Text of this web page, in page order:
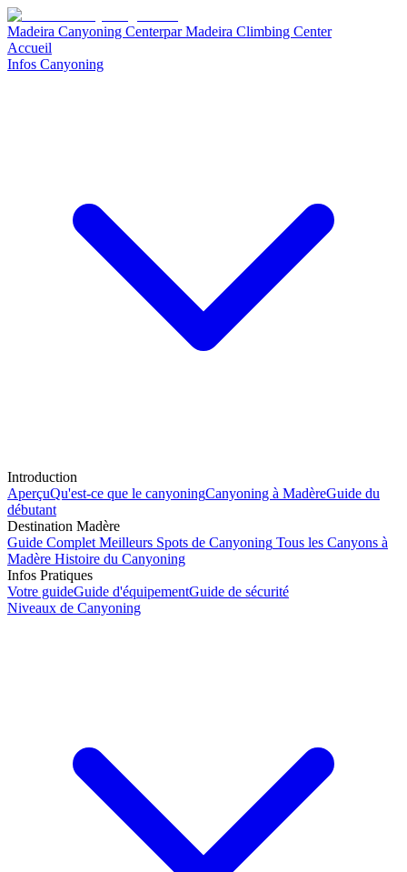
Madeira Canyoning CenterparMadeira Climbing Center
Accueil
Infos Canyoning
Introduction
AperçuQu'est-ce que le canyoningCanyoning à MadèreGuide du
débutant
Destination Madère
Guide Complet Meilleurs Spots de Canyoning Tous les Canyons à
Madère Histoire du Canyoning
Infos Pratiques
Votre guideGuide d'équipementGuide de sécurité
Niveaux de Canyoning